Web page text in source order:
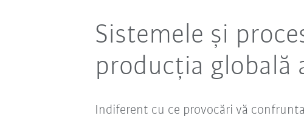
Sistemele și
producția globală
Indiferent cu ce provocări vă